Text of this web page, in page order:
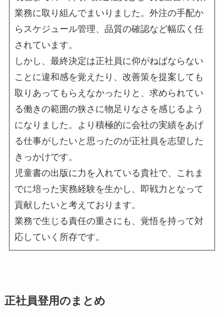
業務に取り組んでまいりました。外注の手配か
らスケジュール管理、品質の確認など幅広く任
されています。
しかし、最終決定は正社員に仰がねばならない
ことに違和感を覚えたり、改善策を提案しても
取りあってもらえなかったりと、求められてい
る働きの範囲の狭さに物足りなさを感じるよう
になりました。より積極的に会社の実績をあげ
る仕事がしたいと思ったのが正社員を志望した
きっかけです。
児童書の出版に力を入れている貴社で、これま
でに培った実務経験を生かし、即戦力となって
貢献したいと考えております。
業務で生じる責任の重さにも、覚悟を持って対
応していく所存です。
正社員登用のまとめ